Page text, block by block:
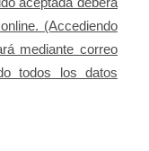
(Accediendo
mediante correo
todos los datos